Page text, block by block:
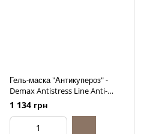
Гель-маска "Антикупероз" -
Demax Antistress Line Anti-
Couperose Gel Mask, 200ml
1 134 грн